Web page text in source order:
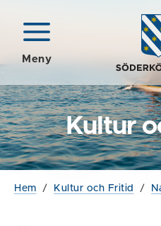
Meny
Kultur
Hem / Kultur och Fritid /